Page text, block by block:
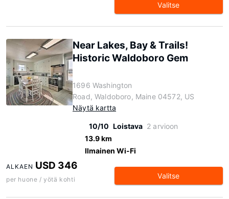
Valitse
Near Lakes, Bay & Trails!
Historic Waldoboro Gem
1696 Washington
Road, Waldoboro, Maine 04572, US
Näytä kartta
10/10 Loistava 2 arvioon
13.9 km
Ilmainen Wi-Fi
ALKAEN USD 346
per huone / yötä kohti Valitse